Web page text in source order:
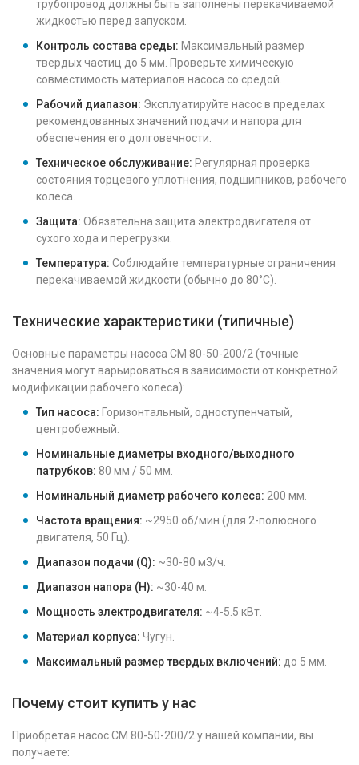
трубопровод должны быть заполнены перекачиваемой
жидкостью перед запуском.
Контроль состава среды: Максимальный размер
твердых частиц до 5 мм. Проверьте химическую
совместимость материалов насоса со средой.
Рабочий диапазон: Эксплуатируйте насос в пределах
рекомендованных значений подачи и напора для
обеспечения его долговечности.
Техническое обслуживание: Регулярная проверка
состояния торцевого уплотнения, подшипников, рабочего
колеса.
Защита: Обязательна защита электродвигателя от
сухого хода и перегрузки.
Температура: Соблюдайте температурные ограничения
перекачиваемой жидкости (обычно до 80°C).
Технические характеристики (типичные)
Основные параметры насоса СМ 80-50-200/2 (точные
значения могут варьироваться в зависимости от конкретной
модификации рабочего колеса):
Тип насоса: Горизонтальный, одноступенчатый,
центробежный.
Номинальные диаметры входного/выходного
патрубков: 80 мм / 50 мм.
Номинальный диаметр рабочего колеса: 200 мм.
Частота вращения: ~2950 об/мин (для 2-полюсного
двигателя, 50 Гц).
Диапазон подачи (Q): ~30-80 м3/ч.
Диапазон напора (H): ~30-40 м.
Мощность электродвигателя: ~4-5.5 кВт.
Материал корпуса: Чугун.
Максимальный размер твердых включений: до 5 мм.
Почему стоит купить у нас
Приобретая насос СМ 80-50-200/2 у нашей компании, вы
получаете: